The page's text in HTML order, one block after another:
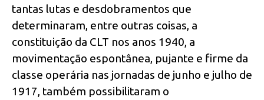
tantas lutas e desdobramentos que
determinaram, entre outras coisas, a
constituição da CLT nos anos 1940, a
movimentação espontânea, pujante e firme da
classe operária nas jornadas de junho e julho de
1917, também possibilitaram o